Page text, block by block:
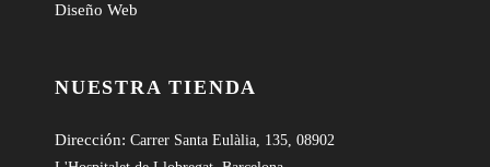
Diseño Web
NUESTRA TIENDA
Dirección: Carrer Santa Eulàlia, 135, 08902